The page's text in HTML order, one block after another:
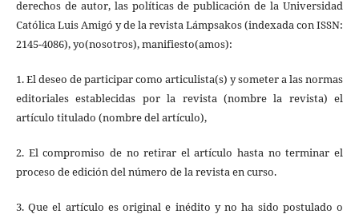
derechos de autor, las políticas de publicación de la Universidad
Católica Luis Amigó y de la revista Lámpsakos (indexada con ISSN:
2145-4086), yo(nosotros), manifiesto(amos):
1. El deseo de participar como articulista(s) y someter a las normas
editoriales establecidas por la revista (nombre la revista) el
artículo titulado (nombre del artículo),
2. El compromiso de no retirar el artículo hasta no terminar el
proceso de edición del número de la revista en curso.
3. Que el artículo es original e inédito y no ha sido postulado o